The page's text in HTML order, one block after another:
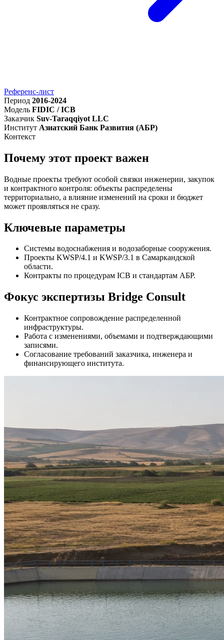
Референс-лист
Период 2016-2024
Модель FIDIC / ICB
Заказчик Suv-Taraqqiyot LLC
Институт Азиатский Банк Развития (АБР)
Контекст
Почему этот проект важен
Водные проекты требуют особой связки инженерии, закупок
и контрактного контроля: объекты распределены
территориально, а влияние изменений на сроки и бюджет
может проявляться не сразу.
Ключевые параметры
Системы водоснабжения и водозаборные сооружения.
Проекты KWSP/4.1 и KWSP/3.1 в Самаркандской
области.
Контракты по процедурам ICB и стандартам АБР.
Фокус экспертизы Bridge Consult
Контрактное сопровождение распределенной
инфраструктуры.
Работа с изменениями, объемами и подтверждающими
записями.
Согласование требований заказчика, инженера и
финансирующего института.